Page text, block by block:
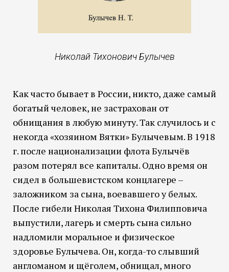
Николай Тихонович Булычев
Как часто бывает в России, никто, даже самый
богатый человек, не застрахован от
обнищания в любую минуту. Так случилось и с
некогда «хозяином Вятки» Булычевым. В 1918
г. после национализации флота Булычёв
разом потерял все капиталы. Одно время он
сидел в большевистском концлагере –
заложником за сына, воевавшего у белых.
После гибели Николая Тихона Филипповича
выпустили, лагерь и смерть сына сильно
надломили моральное и физическое
здоровье Булычева. Он, когда-то слывший
англоманом и щёголем, обнищал, много